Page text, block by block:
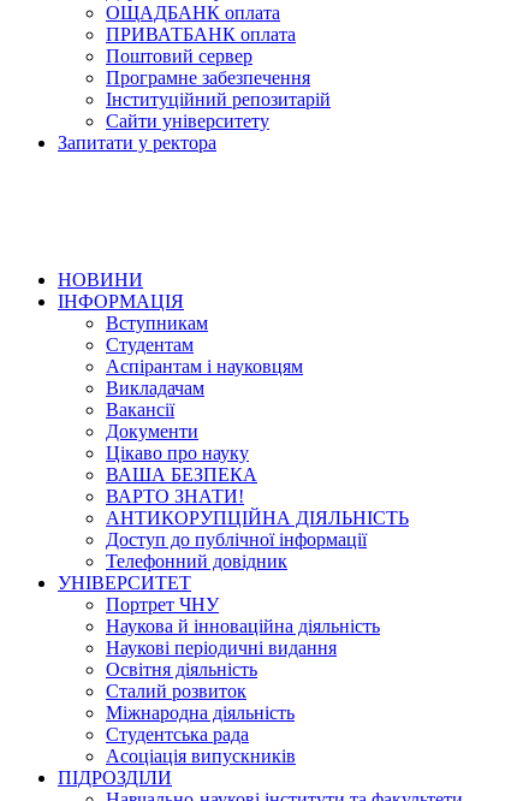
ОЩАДБАНК оплата
ПРИВАТБАНК оплата
Поштовий сервер
Програмне забезпечення
Інституційний репозитарій
Сайти університету
Запитати у ректора
НОВИНИ
ІНФОРМАЦІЯ
Вступникам
Студентам
Аспірантам і науковцям
Викладачам
Вакансії
Документи
Цікаво про науку
ВАША БЕЗПЕКА
ВАРТО ЗНАТИ!
АНТИКОРУПЦІЙНА ДІЯЛЬНІСТЬ
Доступ до публічної інформації
Телефонний довідник
УНІВЕРСИТЕТ
Портрет ЧНУ
Наукова й інноваційна діяльність
Наукові періодичні видання
Освітня діяльність
Сталий розвиток
Міжнародна діяльність
Студентська рада
Асоціація випускників
ПІДРОЗДІЛИ